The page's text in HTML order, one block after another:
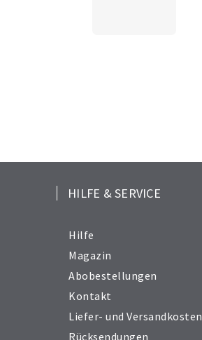
HILFE & SERVICE
Hilfe
Magazin
Abobestellungen
Kontakt
Liefer- und Versandkosten
Rücksendungen